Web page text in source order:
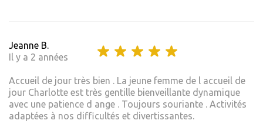
Jeanne B.
Il y a 2 années
Accueil de jour très bien . La jeune femme de l accueil de
jour Charlotte est très gentille bienveillante dynamique
avec une patience d ange . Toujours souriante . Activités
adaptées à nos difficultés et divertissantes.